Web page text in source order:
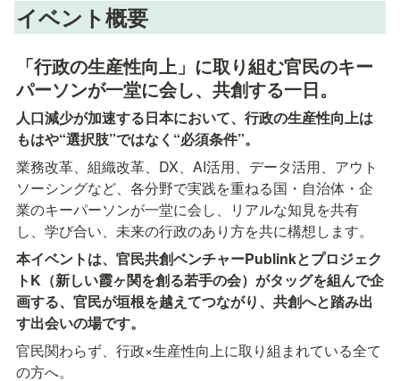
イベント概要
「行政の生産性向上」に取り組む官民のキー
パーソンが一堂に会し、共創する一日。
人口減少が加速する日本において、行政の生産性向上は
もはや“選択肢”ではなく“必須条件”。
業務改革、組織改革、DX、AI活用、データ活用、アウト
ソーシングなど、各分野で実践を重ねる国・自治体・企
業のキーパーソンが一堂に会し、リアルな知見を共有
し、学び合い、未来の行政のあり方を共に構想します。
本イベントは、官民共創ベンチャーPublinkとプロジェク
トK（新しい霞ヶ関を創る若手の会）がタッグを組んで企
画する、官民が垣根を越えてつながり、共創へと踏み出
す出会いの場です。
官民関わらず、行政×生産性向上に取り組まれている全て
の方へ。